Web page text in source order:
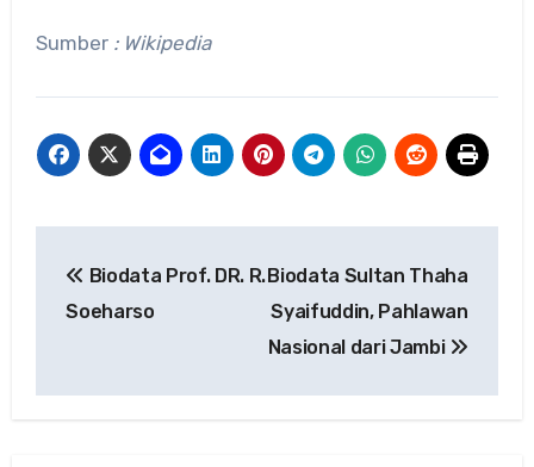
Sumber : Wikipedia
pos
Biodata Prof. DR. R.
Soeharso
Biodata Sultan Thaha
Syaifuddin, Pahlawan
Nasional dari Jambi